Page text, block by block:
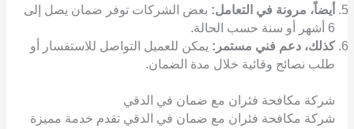
أيضاً، مرونة في التعامل: بعض الشركات توفر ضمان يصل إلى
6 أشهر أو سنة حسب الحالة.
كذلك، دعم فني مستمر: يمكن للعميل التواصل للاستفسار أو
طلب نصائح وقائية خلال مدة الضمان.
شركة مكافحة فئران مع ضمان في الدقي
شركة مكافحة فئران مع ضمان في الدقي تقدم خدمة مميزة